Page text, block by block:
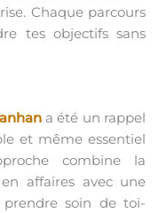
Chaque parcours
tes objectifs sans
a été un rappel
et même essentiel
combine la
affaires avec une
soin de toi-